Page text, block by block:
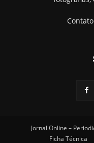
Jornal Online –
Ficha Técnica